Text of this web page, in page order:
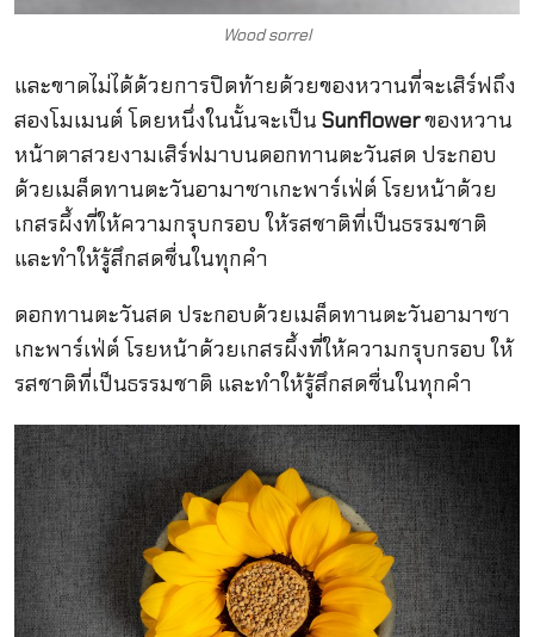
Wood sorrel
และขาดไม่ได้ด้วยการปิดท้ายด้วยของหวานที่จะเสิร์ฟถึง
สองโมเมนต์ โดยหนึ่งในนั้นจะเป็น Sunflowerของหวาน
หน้าตาสวยงามเสิร์ฟมาบนดอกทานตะวันสด ประกอบ
ด้วยเมล็ดทานตะวันอามาซาเกะพาร์เฟ่ต์ โรยหน้าด้วย
เกสรผึ้งที่ให้ความกรุบกรอบ ให้รสชาติที่เป็นธรรมชาติ
และทำให้รู้สึกสดชื่นในทุกคำ
ดอกทานตะวันสด ประกอบด้วยเมล็ดทานตะวันอามาซา
เกะพาร์เฟ่ต์ โรยหน้าด้วยเกสรผึ้งที่ให้ความกรุบกรอบ ให้
รสชาติที่เป็นธรรมชาติ และทำให้รู้สึกสดชื่นในทุกคำ